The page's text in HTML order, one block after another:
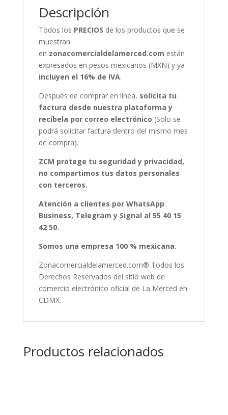
Descripción
Todos los PRECIOS de los productos que se
muestran
en zonacomercialdelamerced.com están
expresados en pesos mexicanos (MXN) y ya
incluyen el 16% de IVA.
Después de comprar en línea, solicita tu
factura desde nuestra plataforma y
recíbela por correo electrónico (Solo se
podrá solicitar factura dentro del mismo mes
de compra).
ZCM protege tu seguridad y privacidad,
no compartimos tus datos personales
con terceros.
Atención a clientes por WhatsApp
Business, Telegram y Signal al 55 40 15
42 50.
Somos una empresa 100 % mexicana.
Zonacomercialdelamerced.com® Todos los
Derechos Reservados del sitio web de
comercio electrónico oficial de La Merced en
CDMX.
Productos relacionados